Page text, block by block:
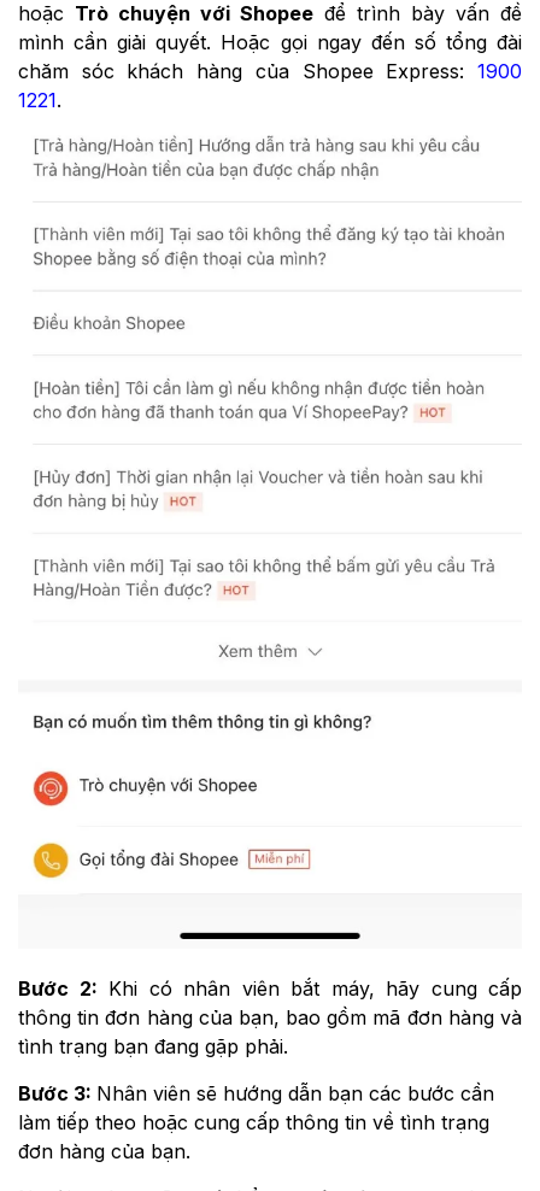
hoặc Trò chuyện với Shopee để trình bày vấn đề
mình cần giải quyết. Hoặc gọi ngay đến số tổng đài
chăm sóc khách hàng của Shopee Express: 1900
1221.
Bước 2: Khi có nhân viên bắt máy, hãy cung cấp
thông tin đơn hàng của bạn, bao gồm mã đơn hàng và
tình trạng bạn đang gặp phải.
Bước 3: Nhân viên sẽ hướng dẫn bạn các bước cần
làm tiếp theo hoặc cung cấp thông tin về tình trạng
đơn hàng của bạn.